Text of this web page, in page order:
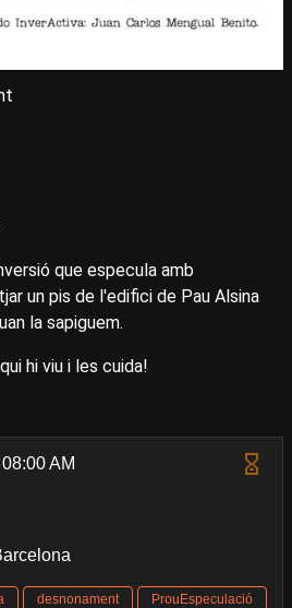
que especula amb
un pis de l'edifici de Pau Alsina
la sapiguem.
hi viu i les cuida!
AM
desnonament ProuEspeculació